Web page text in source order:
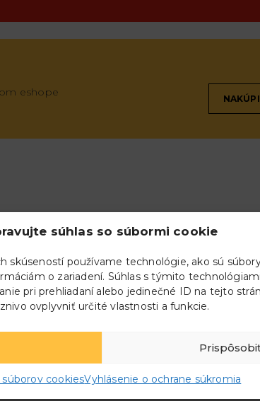
súhlas so súbormi cookie
skúseností používame technológie, ako sú
o zariadení. Súhlas s týmito
pri prehliadaní alebo jedinečné ID na tejto
ovplyvniť určité vlastnosti a funkcie.
súborov cookiesVyhlásenie o ochrane súkromia
eshope
hospodárstvo?